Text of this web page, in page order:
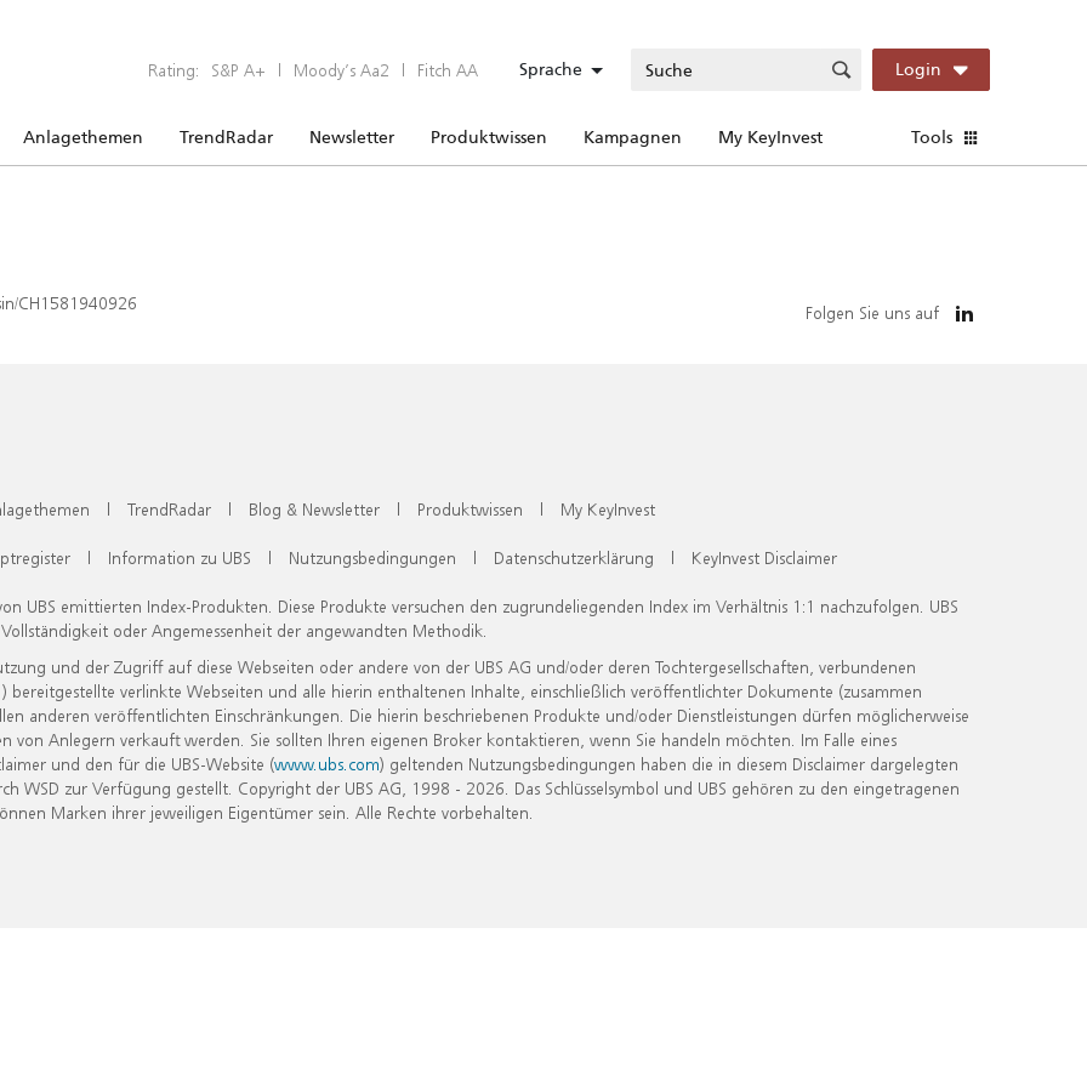
Rating: S&P A+ | Moody’s Aa2 | Fitch AA Sprache Login
Anlagethemen TrendRadar Newsletter Produktwissen Kampagnen My KeyInvest Tools
CH1581940926 Folgen Sie uns auf
| TrendRadar | Blog & Newsletter | Produktwissen | My KeyInvest
| Information zu UBS | Nutzungsbedingungen | Datenschutzerklärung | KeyInvest Disclaimer
UBS emittierten Index-Produkten. Diese Produkte versuchen den zugrundeliegenden Index im Verhältnis 1:1 nachzufolgen. UBS
oder Angemessenheit der angewandten Methodik.
und der Zugriff auf diese Webseiten oder andere von der UBS AG und/oder deren Tochtergesellschaften, verbundenen
verlinkte Webseiten und alle hierin enthaltenen Inhalte, einschließlich veröffentlichter Dokumente (zusammen
anderen veröffentlichten Einschränkungen. Die hierin beschriebenen Produkte und/oder Dienstleistungen dürfen möglicherweise
Anlegern verkauft werden. Sie sollten Ihren eigenen Broker kontaktieren, wenn Sie handeln möchten. Im Falle eines
und den für die UBS-Website (www.ubs.com) geltenden Nutzungsbedingungen haben die in diesem Disclaimer dargelegten
zur Verfügung gestellt. Copyright der UBS AG, 1998 - 2026. Das Schlüsselsymbol und UBS gehören zu den eingetragenen
Marken ihrer jeweiligen Eigentümer sein. Alle Rechte vorbehalten.